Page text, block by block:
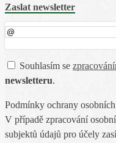
Zaslat newsletter
Souhlasím se
newsletteru.
Podmínky ochrany
V případě zpracování
subjektů údajů pro účely